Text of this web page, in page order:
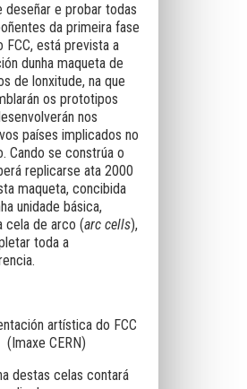
deseñar e probar todas
da primeira fase
FCC, está prevista a
dunha maqueta de
de lonxitude, na que
os prototipos
nos
países implicados no
Cando se constrúa o
replicarse ata 2000
maqueta, concibida
unidade básica,
cela de arco (arc cells),
toda a
artística do FCC
(Imaxe CERN)
destas celas contará